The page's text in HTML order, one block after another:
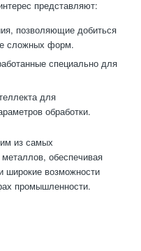
представляют:
позволяющие добиться
сложных форм.
специально для
для
обработки.
из самых
обеспечивая
широкие возможности
промышленности.